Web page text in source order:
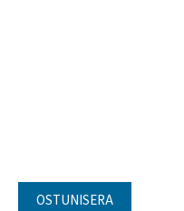
OSTUNISERA